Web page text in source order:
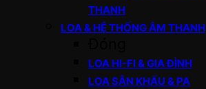
THANH
LOA & HỆ THỐNG ÂM THANH
LOA HI-FI & GIA ĐÌNH
LOA SÂN KHẤU & PA